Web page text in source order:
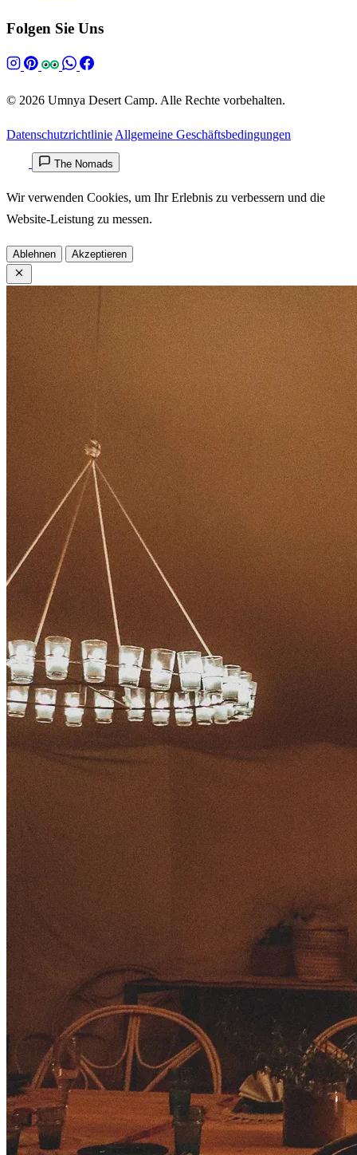
Folgen Sie Uns
© 2026 Umnya Desert Camp. Alle Rechte vorbehalten.
DatenschutzrichtlinieAllgemeine Geschäftsbedingungen
The Nomads
Wir verwenden Cookies, um Ihr Erlebnis zu verbessern und die
Website-Leistung zu messen.
Ablehnen Akzeptieren